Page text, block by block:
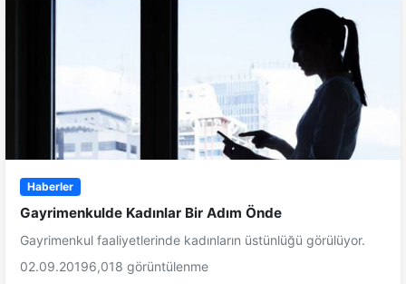
Haberler
Gayrimenkulde Kadınlar Bir Adım Önde
Gayrimenkul faaliyetlerinde kadınların üstünlüğü görülüyor.
02.09.20196,018 görüntülenme